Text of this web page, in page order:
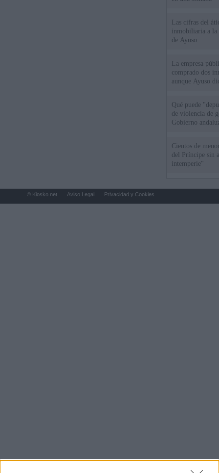
Las cifras del
inmobiliaria a la
de Ayuso
La empresa
comprado dos
aunque Ayuso
Qué puede
de violencia de
Gobierno
Cientos de
del Príncipe sin
intemperie"
© Kiosko.net Aviso Legal Privacidad y Cookies